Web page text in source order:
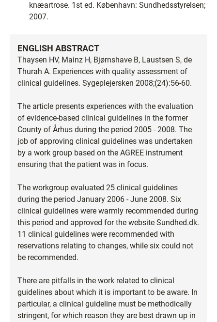
knæartrose. 1st ed. København: Sundhedsstyrelsen;
2007.
ENGLISH ABSTRACT
Thaysen HV, Mainz H, Bjørnshave B, Laustsen S, de
Thurah A. Experiences with quality assessment of
clinical guidelines. Sygeplejersken 2008;(24):56-60.
The article presents experiences with the evaluation
of evidence-based clinical guidelines in the former
County of Århus during the period 2005 - 2008. The
job of approving clinical guidelines was undertaken
by a work group based on the AGREE instrument
ensuring that the patient was in focus.
The workgroup evaluated 25 clinical guidelines
during the period January 2006 - June 2008. Six
clinical guidelines were warmly recommended during
this period and approved for the website Sundhed.dk.
11 clinical guidelines were recommended with
reservations relating to changes, while six could not
be recommended.
There are pitfalls in the work related to clinical
guidelines about which it is important to be aware. In
particular, a clinical guideline must be methodically
stringent, for which reason they are best drawn up in